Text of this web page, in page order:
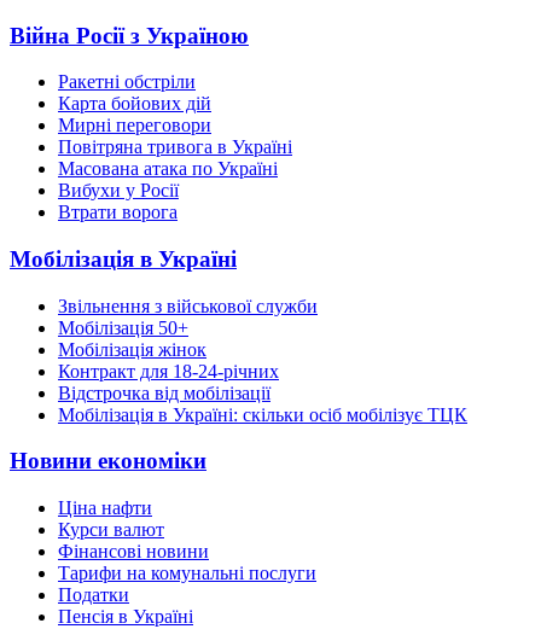
Війна Росії з Україною
Ракетні обстріли
Карта бойових дій
Мирні переговори
Повітряна тривога в Україні
Масована атака по Україні
Вибухи у Росії
Втрати ворога
Мобілізація в Україні
Звільнення з військової служби
Мобілізація 50+
Мобілізація жінок
Контракт для 18-24-річних
Відстрочка від мобілізації
Мобілізація в Україні: скільки осіб мобілізує ТЦК
Новини економіки
Ціна нафти
Курси валют
Фінансові новини
Тарифи на комунальні послуги
Податки
Пенсія в Україні